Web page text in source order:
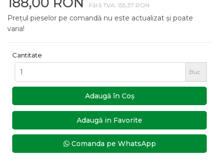
Fără TVA: 155,37 RON
Prețul pieselor pe comandă nu este actualizat și poate
varia!
Cantitate
Buc
Adaugă în Coş
Adaugă in Favorite
Comanda pe WhatsApp